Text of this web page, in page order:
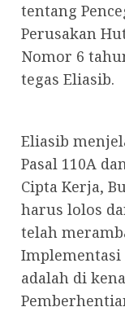
tentang
Perusakan
Nomor 6
tegas Eliasib.
Eliasib
Pasal 110A
Cipta Kerja,
harus lolos
telah
adalah di